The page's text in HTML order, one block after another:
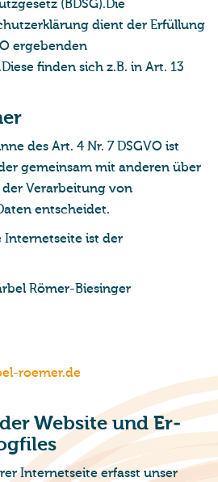
(BDSG).Die
dient der Erfüllung
ergebenden
finden sich z.B. in Art. 13
des Art. 4 Nr. 7 DSGVO ist
gemeinsam mit anderen über
Verarbeitung von
entscheidet.
Internetseite ist der
Römer-Biesinger
roemer.de
Web­site und Er­
Internetseite erfasst unser